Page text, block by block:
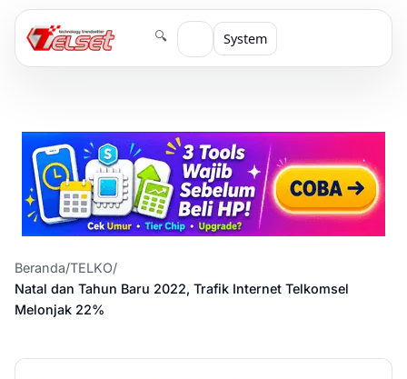
🔍 System
Beranda/TELKO/
Natal dan Tahun Baru 2022, Trafik Internet Telkomsel
Melonjak 22%